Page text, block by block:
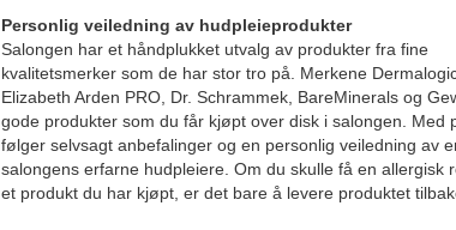
Personlig veiledning av hudpleieprodukter
Salongen har et håndplukket utvalg av produkter fra fine
kvalitetsmerker som de har stor tro på. Merkene
Elizabeth Arden PRO, Dr. Schrammek, BareMinerals og
gode produkter som du får kjøpt over disk i salongen. Med
følger selvsagt anbefalinger og en personlig veiledning av
salongens erfarne hudpleiere. Om du skulle få en allergisk
et produkt du har kjøpt, er det bare å levere produktet